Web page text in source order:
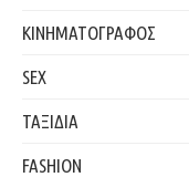
ΚΙΝΗΜΑΤΟΓΡΑΦΟΣ
SEX
ΤΑΞΙΔΙΑ
FASHION